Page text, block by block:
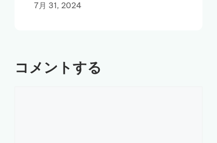
7月 31, 2024
コメントする